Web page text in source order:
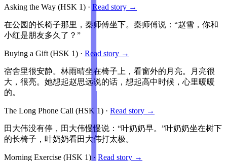
Asking the Way (HSK 1) · Read story →
在公园的长椅子那里，秦师傅坐下。秦师傅说：“赵雪，你和
小红是朋友多久了？”
Buying a Gift (HSK 1) · Read story →
宿舍里很安静。林雨晴坐在椅子上，看窗外的月亮。月亮很
大，很亮。她想起赵思远说的话，想起高中时候，心里暖暖
的。
The Long Phone Call (HSK 1) · Read story →
田大伟没有停，田大伟慢慢说：“叶奶奶早。”叶奶奶坐在树下
的长椅子，叶奶奶看田大伟打太极。
Morning Exercise (HSK 1) · Read story →